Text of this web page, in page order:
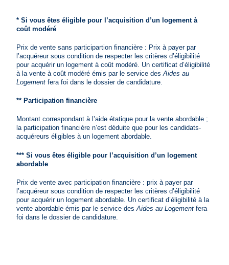
* Si vous êtes éligible pour l’acquisition d’un logement à
coût modéré
Prix de vente sans participartion financière : Prix à payer par
l’acquéreur sous condition de respecter les critères d’éligibilité
pour acquérir un logement à coût modéré. Un certificat d’éligibilité
à la vente à coût modéré émis par le service des Aides au
Logementfera foi dans le dossier de candidature.
** Participation financière
Montant correspondant à l’aide étatique pour la vente abordable ;
la participation financière n’est déduite que pour les candidats-
acquéreurs éligibles à un logement abordable.
*** Si vous êtes éligible pour l’acquisition d’un logement
abordable
Prix de vente avec participation financière : prix à payer par
l’acquéreur sous condition de respecter les critères d’éligibilité
pour acquérir un logement abordable. Un certificat d’éligibilité à la
vente abordable émis par le service des Aides au Logementfera
foi dans le dossier de candidature.